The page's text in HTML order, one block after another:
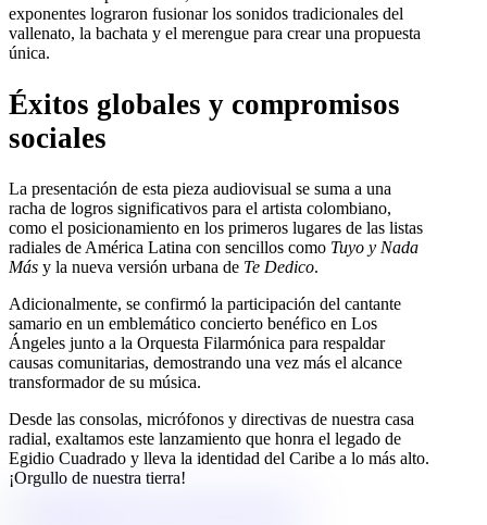
exponentes lograron fusionar los sonidos tradicionales del
vallenato, la bachata y el merengue para crear una propuesta
única.
Éxitos globales y compromisos
sociales
La presentación de esta pieza audiovisual se suma a una
racha de logros significativos para el artista colombiano,
como el posicionamiento en los primeros lugares de las listas
radiales de América Latina con sencillos como Tuyo y Nada
Más y la nueva versión urbana de Te Dedico.
Adicionalmente, se confirmó la participación del cantante
samario en un emblemático concierto benéfico en Los
Ángeles junto a la Orquesta Filarmónica para respaldar
causas comunitarias, demostrando una vez más el alcance
transformador de su música.
Desde las consolas, micrófonos y directivas de nuestra casa
radial, exaltamos este lanzamiento que honra el legado de
Egidio Cuadrado y lleva la identidad del Caribe a lo más alto.
¡Orgullo de nuestra tierra!